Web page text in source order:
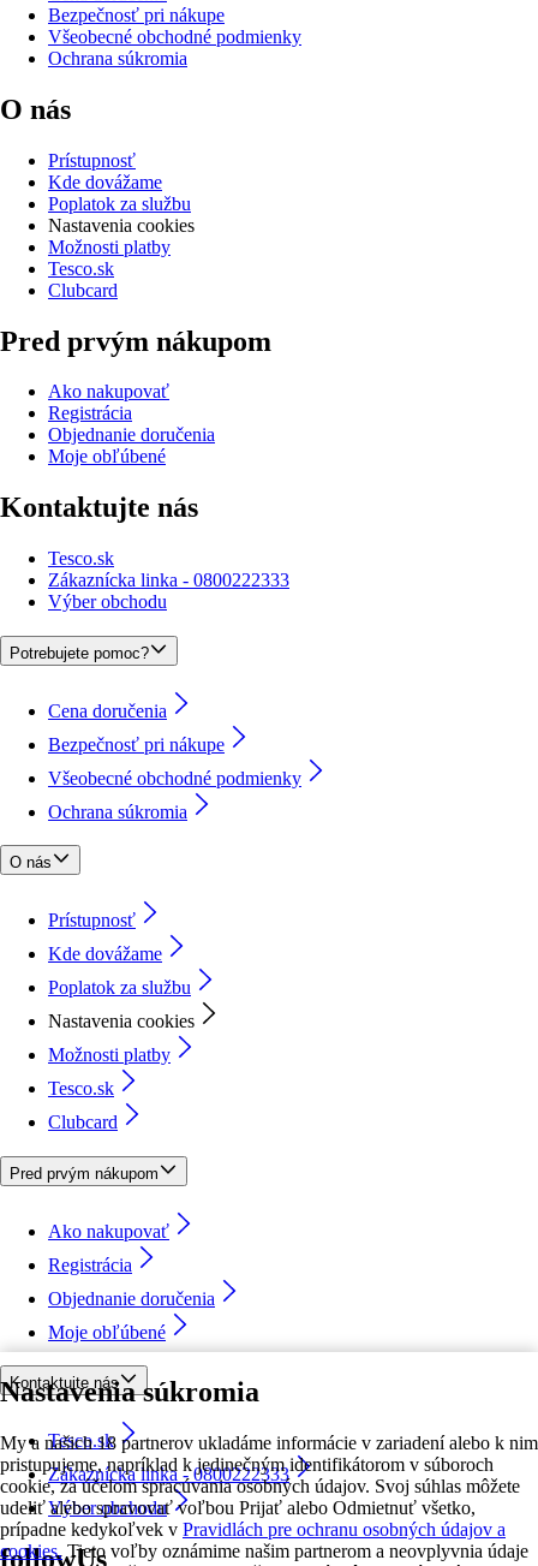
Nastavenia súkromia
My a našich 18 partnerov ukladáme informácie v zariadení alebo k nim
pristupujeme, napríklad k jedinečným identifikátorom v súboroch
cookie, za účelom spracúvania osobných údajov. Svoj súhlas môžete
udeliť alebo spravovať voľbou Prijať alebo Odmietnuť všetko,
prípadne kedykoľvek v Pravidlách pre ochranu osobných údajov a
cookies. Tieto voľby oznámime našim partnerom a neovplyvnia údaje
Bezpečnosť pri nákupe
Všeobecné obchodné podmienky
Ochrana súkromia
O nás
Prístupnosť
Kde dovážame
Poplatok za službu
Nastavenia cookies
Možnosti platby
Tesco.sk
Clubcard
Pred prvým nákupom
Ako nakupovať
Registrácia
Objednanie doručenia
Moje obľúbené
Kontaktujte nás
Tesco.sk
Zákaznícka linka - 0800222333
Výber obchodu
Potrebujete pomoc?
Cena doručenia
Bezpečnosť pri nákupe
Všeobecné obchodné podmienky
Ochrana súkromia
O nás
Prístupnosť
Kde dovážame
Poplatok za službu
Nastavenia cookies
Možnosti platby
Tesco.sk
Clubcard
Pred prvým nákupom
Ako nakupovať
Registrácia
Objednanie doručenia
Moje obľúbené
Kontaktujte nás
Tesco.sk
Zákaznícka linka - 0800222333
Výber obchodu
followUs